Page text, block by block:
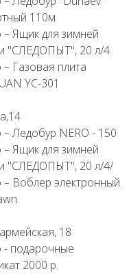
110м
– Ящик для зимней
"СЛЕДОПЫТ", 20 л/4
– Газовая плита
YC-301
– Ледобур NERO - 150
– Ящик для зимней
"СЛЕДОПЫТ", 20 л/4/
– Воблер электронный
18
- подарочные
2000 р.